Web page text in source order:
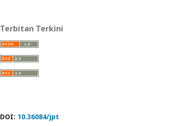
Terbitan Terkini
DOI: 10.36084/jpt